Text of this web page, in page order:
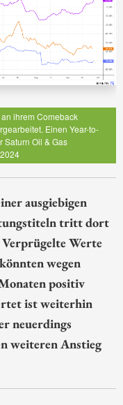
ihrem Comeback
Einen Year-to-
Saturn Oil & Gas
ausgiebigen
tritt dort
Werte
wegen
positiv
ist weiterhin
neuerdings
weiteren Anstieg